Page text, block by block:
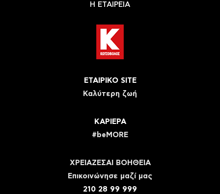
Η ΕΤΑΙΡΕΙΑ
ΕΤΑΙΡΙΚΟ SITE
Καλύτερη ζωή
ΚΑΡΙΕΡΑ
#beMORE
ΧΡΕΙΑΖΕΣΑΙ ΒΟΗΘΕΙΑ
Eπικοινώνησε μαζί μας
210 28 99 999